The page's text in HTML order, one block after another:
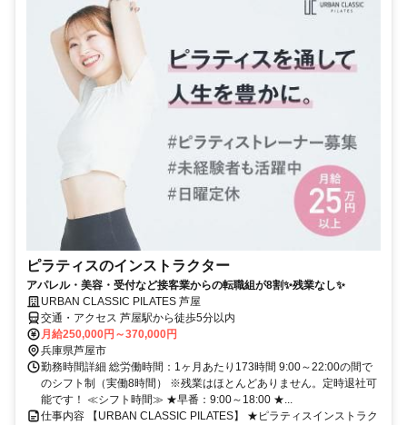
ピラティスのインストラクター
アパレル・美容・受付など接客業からの転職組が8割✨残業なし✨
URBAN CLASSIC PILATES 芦屋
交通・アクセス 芦屋駅から徒歩5分以内
月給250,000円～370,000円
兵庫県芦屋市
勤務時間詳細 総労働時間：1ヶ月あたり173時間 9:00～22:00の間で
のシフト制（実働8時間） ※残業はほとんどありません。定時退社可
能です！ ≪シフト時間≫ ★早番：9:00～18:00 ★...
仕事内容 【URBAN CLASSIC PILATES】 ★ピラティスインストラク